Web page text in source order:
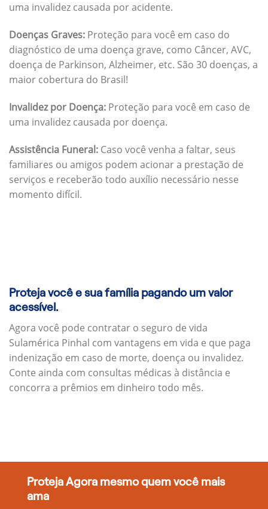
uma invalidez causada por acidente.
Doenças Graves: Proteção para você em caso do
diagnóstico de uma doença grave, como Câncer, AVC,
doença de Parkinson, Alzheimer, etc. São 30 doenças, a
maior cobertura do Brasil!
Invalidez por Doença: Proteção para você em caso de
uma invalidez causada por doença.
Assistência Funeral: Caso você venha a faltar, seus
familiares ou amigos podem acionar a prestação de
serviços e receberão todo auxílio necessário nesse
momento difícil.
Proteja você e sua família pagando um valor
acessível.
Agora você pode contratar o seguro de vida
Sulamérica Pinhal com vantagens em vida e que paga
indenização em caso de morte, doença ou invalidez.
Conte ainda com consultas médicas à distância e
concorra a prêmios em dinheiro todo mês.
Proteja Agora mesmo quem você mais
ama